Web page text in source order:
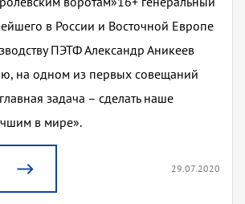
в России и Восточной Европе
ПЭТФ Александр Аникеев
на одном из первых совещаний
задача – сделать наше
в мире».
29.07.2020